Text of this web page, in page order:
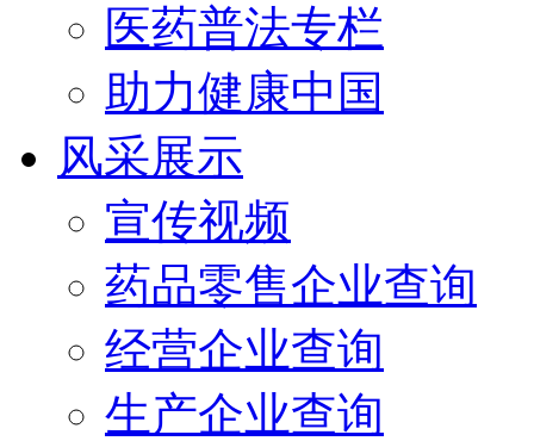
医药普法专栏
助力健康中国
风采展示
宣传视频
药品零售企业查询
经营企业查询
生产企业查询